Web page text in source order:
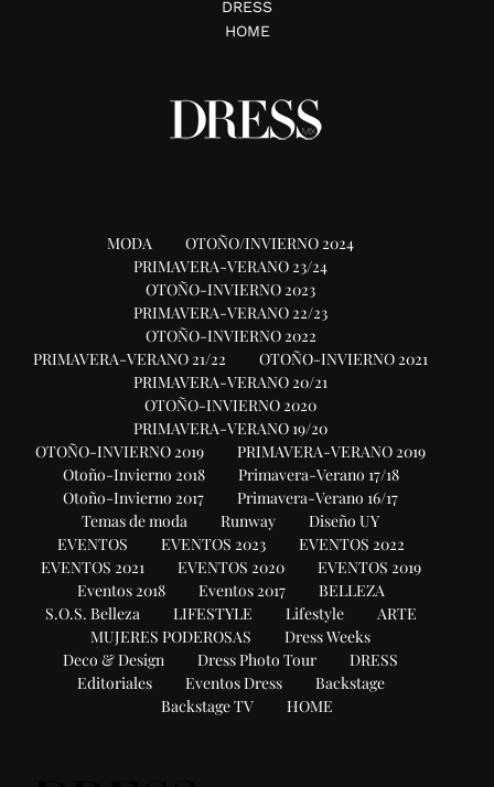
DRESS
HOME
MODA
OTOÑO/INVIERNO 2024
PRIMAVERA-VERANO 23/24
OTOÑO-INVIERNO 2023
PRIMAVERA-VERANO 22/23
OTOÑO-INVIERNO 2022
PRIMAVERA-VERANO 21/22
OTOÑO-INVIERNO 2021
PRIMAVERA-VERANO 20/21
OTOÑO-INVIERNO 2020
PRIMAVERA-VERANO 19/20
OTOÑO-INVIERNO 2019
PRIMAVERA-VERANO 2019
Otoño-Invierno 2018
Primavera-Verano 17/18
Otoño-Invierno 2017
Primavera-Verano 16/17
Temas de moda
Runway
Diseño UY
EVENTOS
EVENTOS 2023
EVENTOS 2022
EVENTOS 2021
EVENTOS 2020
EVENTOS 2019
Eventos 2018
Eventos 2017
BELLEZA
S.O.S. Belleza
LIFESTYLE Lifestyle
ARTE
MUJERES PODEROSAS
Dress Weeks
Deco & Design
Dress Photo Tour
DRESS
Editoriales
Eventos Dress
Backstage
Backstage TV
HOME